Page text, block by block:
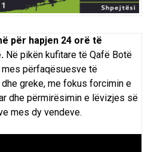
për hapjen 24 orë të
Në pikën kufitare të Qafë Botë
përfaqësuesve të
greke, me fokus forcimin e
dhe përmirësimin e lëvizjes së
mes dy vendeve.